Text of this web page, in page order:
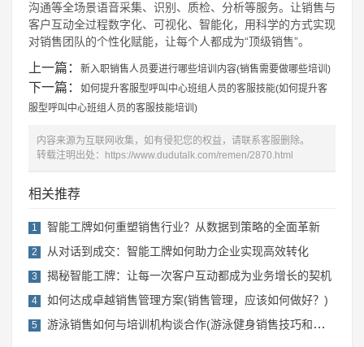
沟通等全场景语音采集、识别、质检、分析等服务。让销售与
客户互动全过程数字化、可视化、智能化，用科学的方式实现
对销售团队的个性化赋能，让每个人都成为“顶级销售”。
上一篇： 新入职销售人员要进行哪些培训内容(销售需要做哪些培训)
下一篇：
如何提升客服型呼叫中心班组人员的客服技能(如何提升客
服型呼叫中心班组人员的客服技能培训)
内容来源为互联网收集，如有侵犯您的权益，请联系客服删除。
转载注明出处：
https://www.dudutalk.com/remen/2870.html
相关推荐
1 智能工牌如何重塑销售行业？从数据到策略的全面革新
2 从对话到成交：智能工牌如何助力企业实现高效转化
3 揭秘智能工牌：让每一次客户互动都成为业务增长的契机
4 如何达成卓越销售管理方案(销售管理，应该如何做好？)
5 游泳销售如何与培训机构谈合作(游泳健身销售技巧和话术)